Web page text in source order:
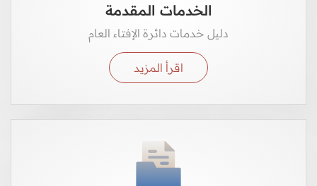
الخدمات المقدمة
دليل خدمات دائرة الإفتاء العام
اقرأ المزيد